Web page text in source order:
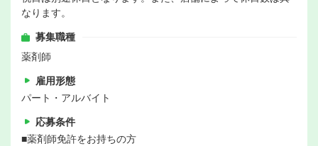
なります。
募集職種
薬剤師
雇用形態
パート・アルバイト
応募条件
■薬剤師免許をお持ちの方